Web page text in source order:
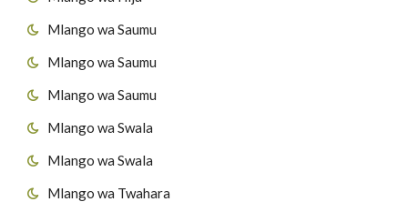
Mlango wa Saumu
Mlango wa Saumu
Mlango wa Saumu
Mlango wa Swala
Mlango wa Swala
Mlango wa Twahara